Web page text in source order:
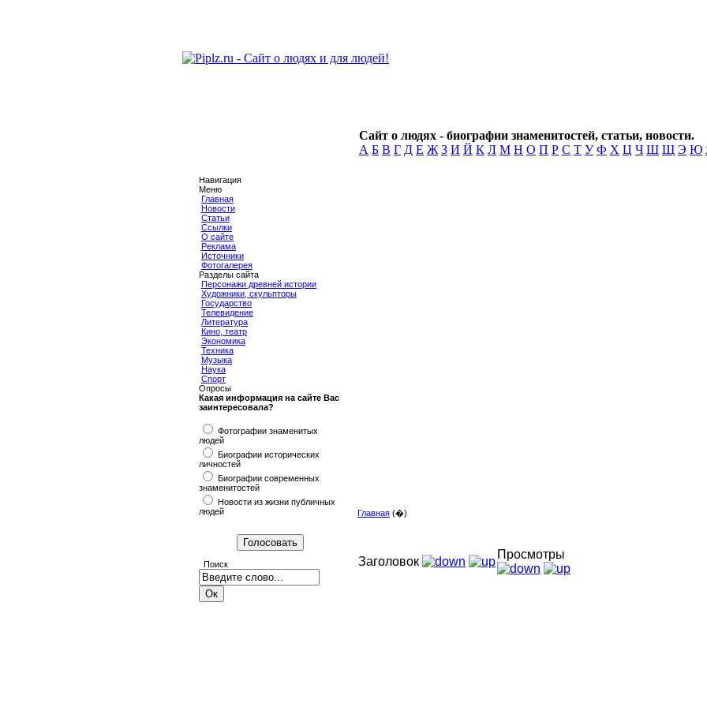
Сайт о людях - биографии знаменитостей, статьи, новости.
А Б В Г Д Е Ж З И Й К Л М Н О П Р С Т У Ф Х Ц Ч Ш Щ Э Ю
Навигация
Меню
Главная
Новости
Статьи
Ссылки
О сайте
Реклама
Источники
Фотогалерея
Разделы сайта
Персонажи древней истории
Художники, скульпторы
Государство
Телевидение
Литература
Кино, театр
Экономика
Техника
Музыка
Наука
Спорт
Опросы
Какая информация на сайте Вас
заинтересовала?
Фотографии знаменитых
людей
Биографии исторических
личностей
Биографии современных
знаменитостей
Новости из жизни публичных
людей
Поиск
Главная (�)
Заголовок
Просмотры